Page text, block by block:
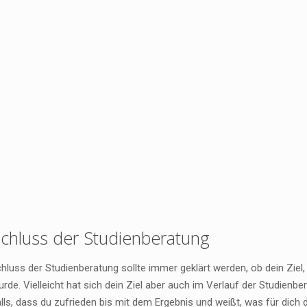
der Studienberatung
der Studienberatung sollte immer geklärt werden, ob dein
Vielleicht hat sich dein Ziel aber auch im Verlauf der
dass du zufrieden bis mit dem Ergebnis und weißt, was für dich